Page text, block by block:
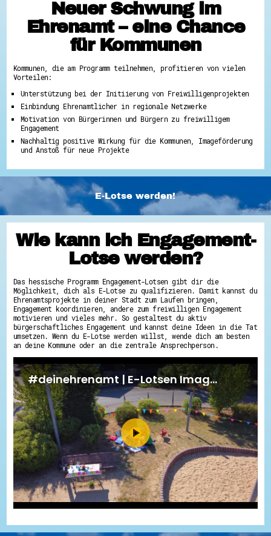
Neuer Schwung im
Ehrenamt – eine Chance
für Kommunen
Kommunen, die am Programm teilnehmen, profitieren von vielen
Vorteilen:
Unterstützung bei der Initiierung von Freiwilligenprojekten
Einbindung Ehrenamtlicher in regionale Netzwerke
Motivation von Bürgerinnen und Bürgern zu freiwilligem
Engagement
Nachhaltig positive Wirkung für die Kommunen, Imageförderung
und Anstoß für neue Projekte
E-Lotse werden!
Wie kann ich Engagement-
Lotse werden?
Das hessische Programm Engagement-Lotsen gibt dir die
Möglichkeit, dich als E-Lotse zu qualifizieren. Damit kannst du
Ehrenamtsprojekte in deiner Stadt zum Laufen bringen,
Engagement koordinieren, andere zum freiwilligen Engagement
motivieren und vieles mehr. So gestaltest du aktiv
bürgerschaftliches Engagement und kannst deine Ideen in die Tat
umsetzen. Wenn du E-Lotse werden willst, wende dich am besten
an deine Kommune oder an die zentrale Ansprechperson.